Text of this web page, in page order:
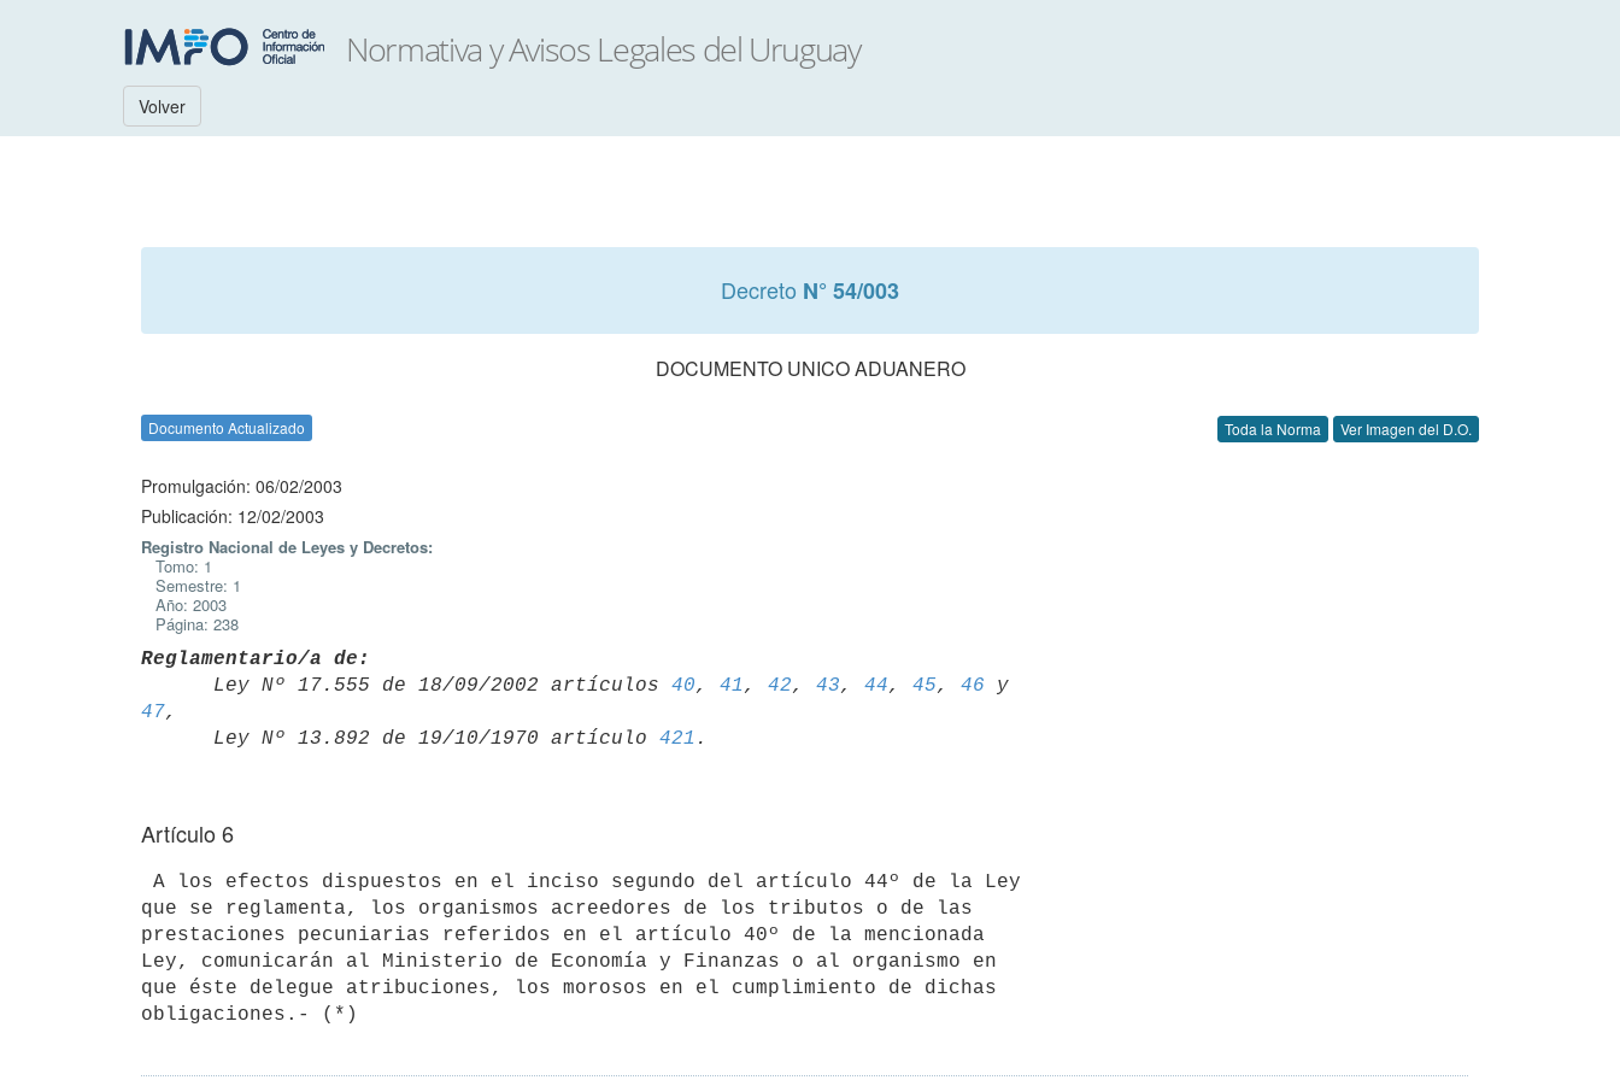
Volver
Decreto N° 54/003
DOCUMENTO UNICO ADUANERO
Documento Actualizado Toda la Norma Ver Imagen del D.O.
Promulgación: 06/02/2003
Publicación: 12/02/2003
Registro Nacional de Leyes y Decretos:
Tomo: 1
Semestre: 1
Año: 2003
Página: 238
Reglamentario/a de:
Ley Nº 17.555 de 18/09/2002 artículos 40, 41 , 42, 43, 44, 45, 46 y
47,
      Ley Nº 13.892 de 19/10/1970 artículo
421
Artículo 6
que se reglamenta, los organismos acreedores de los tributos o de las
prestaciones pecuniarias referidos en el artículo 40º de la mencionada
Ley, comunicarán al Ministerio de Economía y Finanzas o al organismo en
que éste delegue atribuciones, los morosos en el cumplimiento de dichas